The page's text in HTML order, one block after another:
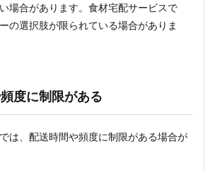
場合があります。食材宅配サービスで
の選択肢が限られている場合がありま
度に制限がある
は、配送時間や頻度に制限がある場合が